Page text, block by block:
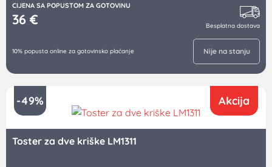
CIJENA SA POPUSTOM ZA GOTOVINU
36 € Besplatna dostava
10% popusta online za gotovinsko plaćanje Nije na stanju
-49% Akcija
Toster za dve kriške LM1311